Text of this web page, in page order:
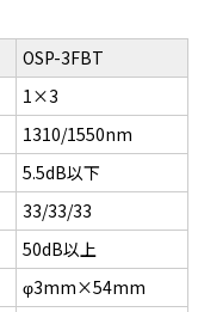
OSP-3FBT
1×3
1310/1550nm
5.5dB以下
33/33/33
50dB以上
φ3mm×54mm